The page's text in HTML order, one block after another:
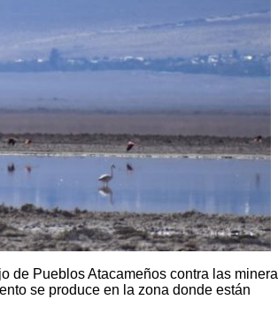
de Pueblos Atacameños contra las
se produce en la zona donde están